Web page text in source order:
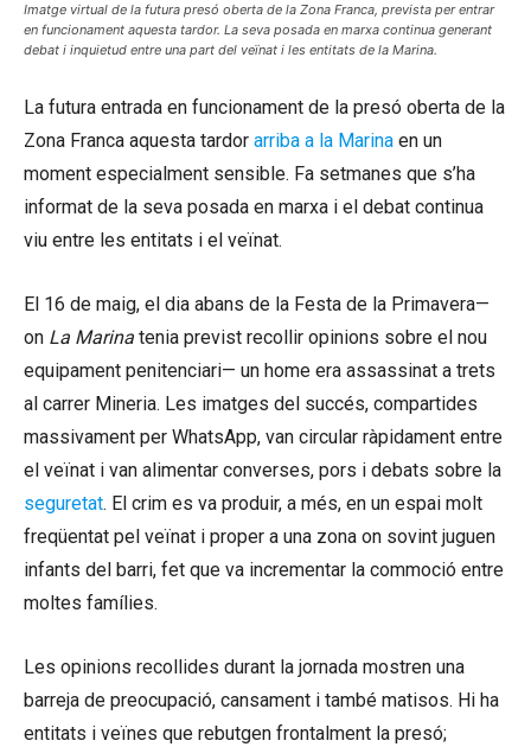
Imatge virtual de la futura presó oberta de la Zona Franca, prevista per entrar
en funcionament aquesta tardor. La seva posada en marxa continua generant
debat i inquietud entre una part del veïnat i les entitats de la Marina.
La futura entrada en funcionament de la presó oberta de la
Zona Franca aquesta tardor arriba a la Marina en un
moment especialment sensible. Fa setmanes que s’ha
informat de la seva posada en marxa i el debat continua
viu entre les entitats i el veïnat.
El 16 de maig, el dia abans de la Festa de la Primavera—
on La Marina tenia previst recollir opinions sobre el nou
equipament penitenciari— un home era assassinat a trets
al carrer Mineria. Les imatges del succés, compartides
massivament per WhatsApp, van circular ràpidament entre
el veïnat i van alimentar converses, pors i debats sobre la
seguretat. El crim es va produir, a més, en un espai molt
freqüentat pel veïnat i proper a una zona on sovint juguen
infants del barri, fet que va incrementar la commoció entre
moltes famílies.
Les opinions recollides durant la jornada mostren una
barreja de preocupació, cansament i també matisos. Hi ha
entitats i veïnes que rebutgen frontalment la presó;